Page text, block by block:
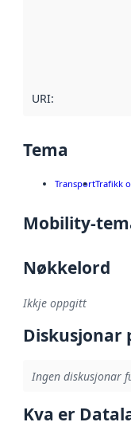
URI:
Tema
TransportTrafikk
Mobility-
Nøkkelord
Ikkje oppgitt
Diskusjonar
Ingen diskusjonar
Kva er